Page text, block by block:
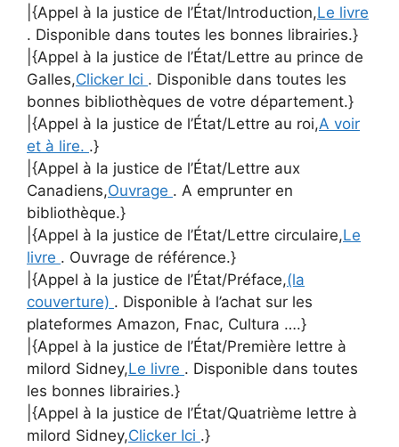
|{Appel à la justice de l’État/Introduction,Le livre
. Disponible dans toutes les bonnes librairies.}
|{Appel à la justice de l’État/Lettre au prince de
Galles,Clicker Ici . Disponible dans toutes les
bonnes bibliothèques de votre département.}
|{Appel à la justice de l’État/Lettre au roi,A voir
et à lire. .}
|{Appel à la justice de l’État/Lettre aux
Canadiens,Ouvrage . A emprunter en
bibliothèque.}
|{Appel à la justice de l’État/Lettre circulaire,Le
livre . Ouvrage de référence.}
|{Appel à la justice de l’État/Préface,(la
couverture) . Disponible à l’achat sur les
plateformes Amazon, Fnac, Cultura ….}
|{Appel à la justice de l’État/Première lettre à
milord Sidney,Le livre . Disponible dans toutes
les bonnes librairies.}
|{Appel à la justice de l’État/Quatrième lettre à
milord Sidney,Clicker Ici .}